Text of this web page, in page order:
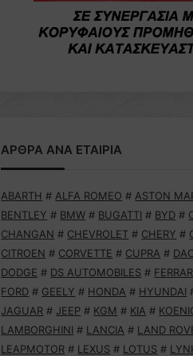
ΑΡΘΡΑ ΑΝΑ ΕΤΑΙΡΙΑ
ABARTH # ALFA ROMEO # ASTON
BENTLEY # BMW # BUGATTI # BYD #
CHANGAN # CHEVROLET # CHERY #
CITROEN # CORVETTE # CUPRA #
DODGE # DS AUTOMOBILES #
FORD # GEELY # HONDA # HYUNDAI
JAGUAR # JEEP # KGM # KIA #
LAMBORGHINI # LANCIA # LAND
LEAPMOTOR # LEXUS # LOTUS #